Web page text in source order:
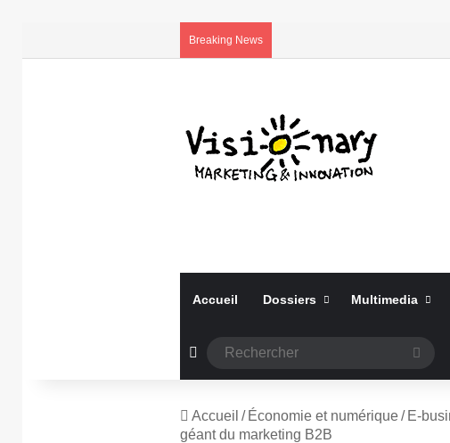
Breaking News
Accueil Dossiers Multimedia
Article Aléatoire
Accueil / Économie et numérique/ E-
géant du marketing B2B